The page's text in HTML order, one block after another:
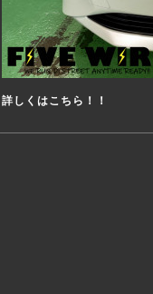
詳しくはこちら！！